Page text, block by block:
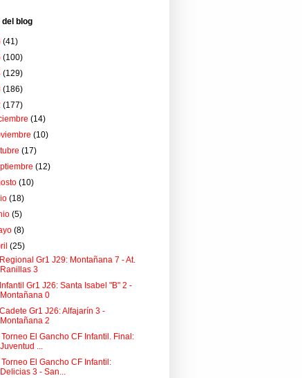
blog
(41)
(100)
(129)
(186)
(177)
(14)
(10)
(17)
(12)
(10)
(18)
(5)
(8)
(25)
Gr1 J29: Montañana 7 - At.
Ranillas 3
Gr1 J26: Santa Isabel "B" 2 -
Montañana 0
Gr1 J26: Alfajarín 3 -
Montañana 2
Torneo El Gancho CF Infantil. Final:
Juventud ...
Torneo El Gancho CF Infantil:
Delicias 3 - San...